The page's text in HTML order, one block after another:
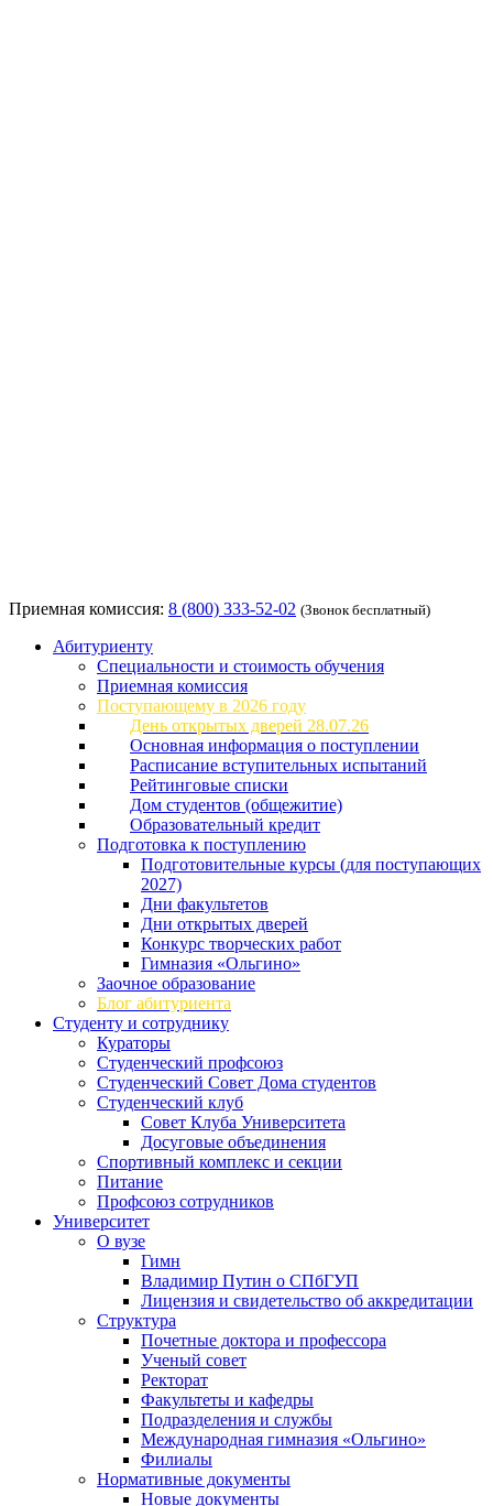
Приемная комиссия: 8 (800) 333-52-02 (Звонок бесплатный)
Абитуриенту
Специальности и стоимость обучения
Приемная комиссия
Поступающему в 2026 году
День открытых дверей 28.07.26
Основная информация о поступлении
Расписание вступительных испытаний
Рейтинговые списки
Дом студентов (общежитие)
Образовательный кредит
Подготовка к поступлению
Подготовительные курсы (для поступающих
2027)
Дни факультетов
Дни открытых дверей
Конкурс творческих работ
Гимназия «Ольгино»
Заочное образование
Блог абитуриента
Студенту и сотруднику
Кураторы
Студенческий профсоюз
Студенческий Совет Дома студентов
Студенческий клуб
Совет Клуба Университета
Досуговые объединения
Спортивный комплекс и секции
Питание
Профсоюз сотрудников
Университет
О вузе
Гимн
Владимир Путин о СПбГУП
Лицензия и свидетельство об аккредитации
Структура
Почетные доктора и профессора
Ученый совет
Ректорат
Факультеты и кафедры
Подразделения и службы
Международная гимназия «Ольгино»
Филиалы
Нормативные документы
Новые документы